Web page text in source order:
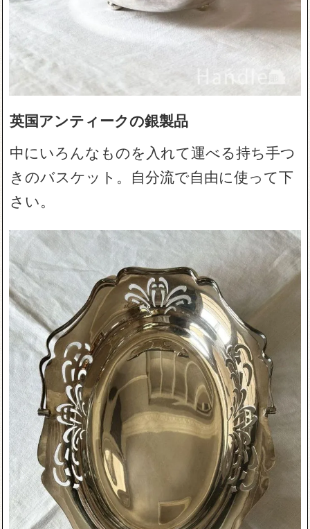
英国アンティークの銀製品
中にいろんなものを入れて運べる持ち手つ
きのバスケット。自分流で自由に使って下
さい。